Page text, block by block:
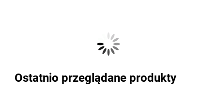
Ostatnio przeglądane produkty